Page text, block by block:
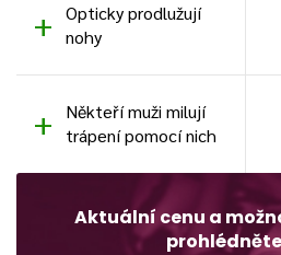
Opticky prodlužují
nohy
Někteří muži milují
trápení pomocí nich
Aktuální cenu a